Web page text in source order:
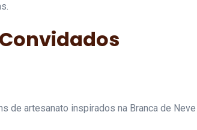
de artesanato inspirados na Branca de Neve